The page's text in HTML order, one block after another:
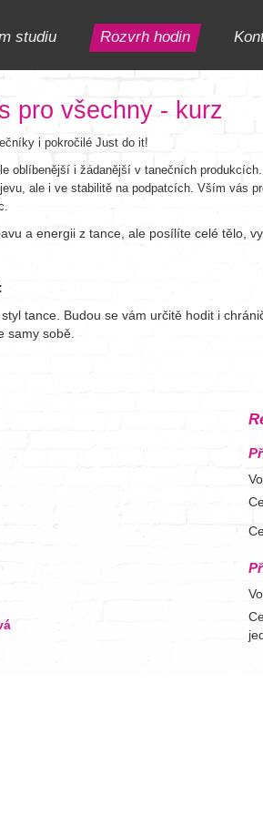
studiu Rozvrh hodin
pro všechny - kurz
i pokročilé Just do it!
oblíbenější i žádanější v tanečních
ale i ve stabilitě na podpatcích. Vším vás
a energii z tance, ale posílíte celé tělo,
tance. Budou se vám určitě hodit i
samy sobě.